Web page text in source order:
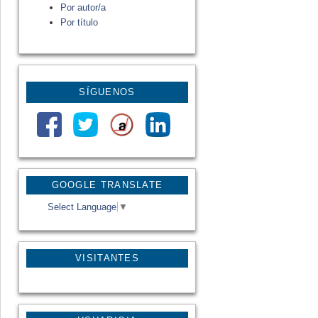
GOOGLE TRANSLATE
Select Language ▼
VISITANTES
Por autor/a
Por título
SÍGUENOS